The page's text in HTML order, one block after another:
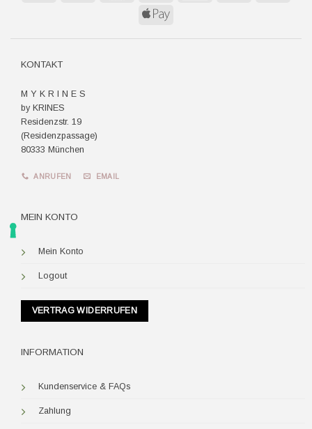
Apple
KONTAKT
M Y K R I N E S
by KRINES
Residenzstr. 19
(Residenzpassage)
80333 München
ANRUFEN EMAIL
MEIN KONTO
Mein Konto
Logout
VERTRAG WIDERRUFEN
INFORMATION
Kundenservice & FAQs
Zahlung